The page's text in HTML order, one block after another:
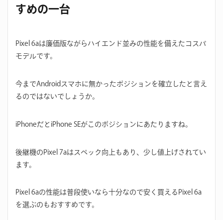
すめの一台
Pixel 6aは廉価版ながらハイエンド並みの性能を備えたコスパ
モデルです。
今までAndroidスマホに無かったポジションを確立したと言え
るのではないでしょうか。
iPhoneだとiPhone SEがこのポジションにあたりますね。
後継機のPixel 7aはスペック向上もあり、少し値上げされてい
ます。
Pixel 6aの性能は普段使いなら十分なので安く買えるPixel 6a
を選ぶのもおすすめです。